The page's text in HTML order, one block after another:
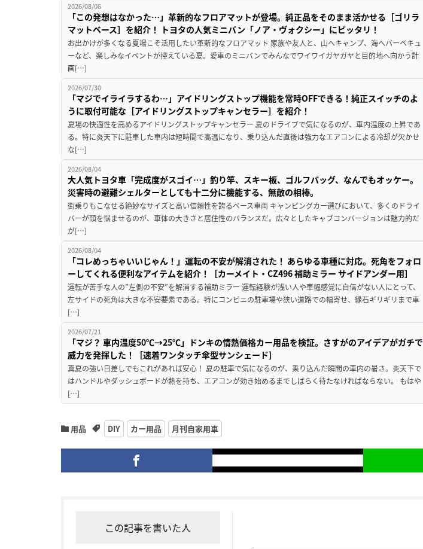
2026/08/06
「この発想はなかった…」革新的なフロアマットが登場。純正品をそのまま活かせる［ゴリラ
マットベース］を紹介！ トヨタの人気ミニバン「ノア・ヴォクシー」にピッタリ！
お出かけが多くなる夏場こそ活用したい革新的なフロアマット 家族や友人と、山へキャンプ、海へバーベキュ
ーなど、楽しみなイベントが控えている夏。愛車のミニバンでみんなでワイワイガヤガヤと目的地へ向かう計
画[…]
2026/07/30
「マジでイライラするわ…」アイドリングストップ機能を常時OFFできる！純正スイッチのよ
うに取付可能な［アイドリングストップキャンセラー］を紹介！
夏場の快適性を高めるアイドリングストップキャンセラー 夏のドライブで気になるのが、車内温度の上昇であ
る。特に炎天下に駐車した車内は短時間で高温になり、乗り込んだ直後は強力なエアコンによる冷却が欠かせ
な[…]
2026/08/04
大人気トヨタ車「完成度がスゴイ…」釣り竿、スキー板、ゴルフバッグ、なんでもオッケー。
災害時の避難シェルターとしても十二分に機能する、無敵の相棒。
街乗りもこなせる絶妙なサイズと高い信頼性を誇るベース車両 キャンピングカー選びにおいて、多くのドライ
バーが頭を悩ませるのが、車体の大きさと居住性のバランスだ。広々としたキャブコンバージョンは魅力的だ
が[…]
2026/08/04
「コレめっちゃいいじゃん！」運転の不安が解消された！ あらゆる車種に対応。死角をフォロ
ーしてくれる便利なアイテムを紹介！［カーメイト・CZ496 補助ミラー サイドアンダー用］
運転が苦手な人の”左側の不安”を解消する補助ミラー 運転経験が浅い人や車幅感覚に自信がない人にとって、
左サイドの死角は大きな不安要素である。特にコンビニの駐車場や狭い道路での幅寄せ、縁石ギリギリまで車
[…]
2026/07/21
「マジ？ 車内温度50℃→25℃」ドンキの情熱価格カー用品を検証。さすがのアイデアがガチで
威力を発揮した！［速着ワンタッチ傘型サンシェード］
真夏の強い日差しでもこれがあれば安心！ 夏の駐車で気になるのが、乗り込んだ瞬間の車内の暑さ。炎天下で
はハンドルやダッシュボードが熱を持ち、エアコンが効き始めるまでしばらく待たなければならない。 もはや
[…]
用品 DIY カー用品 月刊自家用車
この記事を書いた人